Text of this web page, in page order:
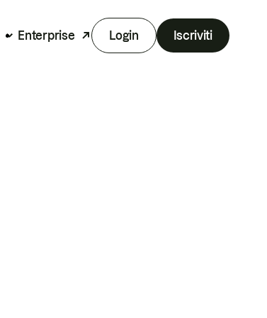
Enterprise Login Iscriviti